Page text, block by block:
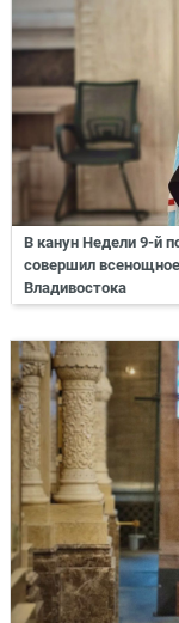
В канун Недели 9-й
совершил
Владивостока